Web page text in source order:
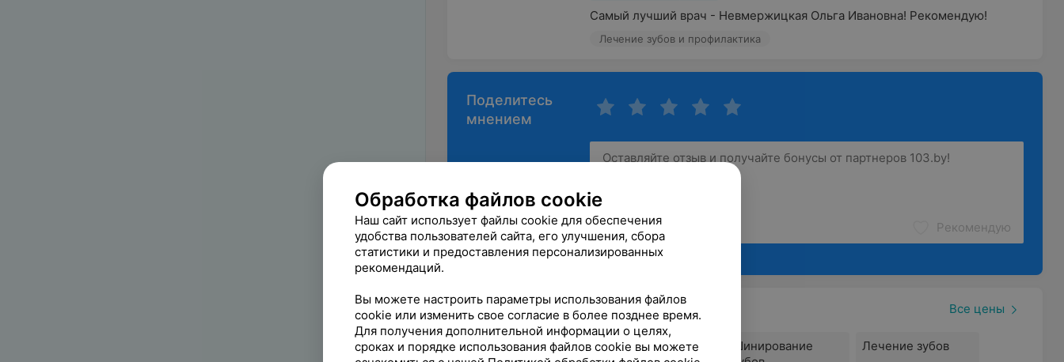
Самый лучший врач - Невмержицкая Ольга Ивановна! Рекомендую!
Лечение зубов и профилактика
Поделитесь
мнением
Рекомендую
Цены Все цены
Протезирование
Отбеливание
Шинирование
Лечение зубов
Обработка файлов cookie
Наш сайт использует файлы cookie для обеспечения
удобства пользователей сайта, его улучшения, сбора
статистики и предоставления персонализированных
рекомендаций.
Вы можете настроить параметры использования файлов
cookie или изменить свое согласие в более позднее время.
Для получения дополнительной информации о целях,
сроках и порядке использования файлов cookie вы можете